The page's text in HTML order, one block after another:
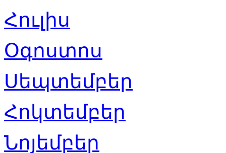
Հուլիս
Օգոստոս
Սեպտեմբեր
Հոկտեմբեր
Նոյեմբեր